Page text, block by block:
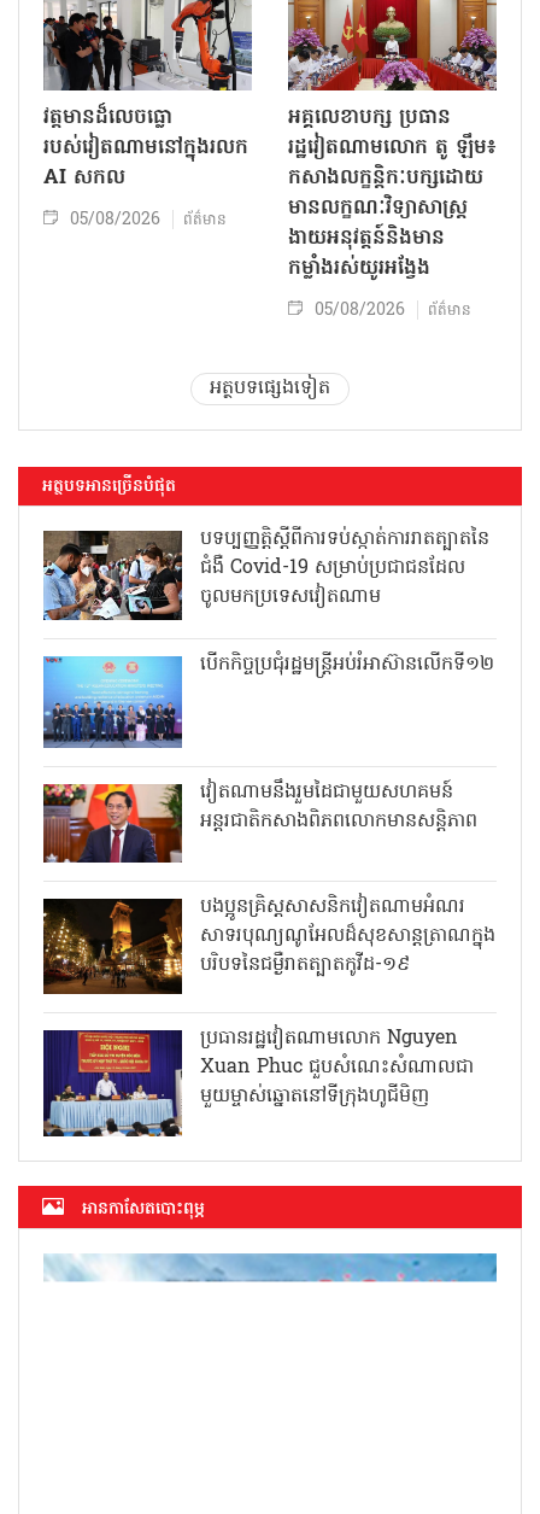
វត្តមានដ៏លេចធ្លោ
របស់វៀតណាមនៅក្នុងរលក
AI សកល
05/08/2026 ព័ត៌មាន
អគ្គលេខាបក្ស ប្រធាន
រដ្ឋវៀតណាមលោក តូ ឡឹម៖
កសាងលក្ខន្តិកៈបក្សដោយ
មានលក្ខណៈវិទ្យាសាស្ត្រ
ងាយអនុវត្តន៍និងមាន
កម្លាំងរស់យូរអង្វែង
05/08/2026 ព័ត៌មាន
អត្ថបទផ្សេងទៀត
អត្ថបទអានច្រើនបំផុត
បទប្បញ្ញត្តិស្តីពីការទប់ស្កាត់ការរាតត្បាតនៃ
ជំងឺ Covid-19 សម្រាប់ប្រជាជនដែល
ចូលមកប្រទេសវៀតណាម
បើកកិច្ចប្រជុំរដ្ឋមន្ត្រីអប់រំអាស៊ានលើកទី១២
វៀតណាមនឹងរួមដៃជាមួយសហគមន៍
អន្តរជាតិកសាងពិភពលោកមានសន្តិភាព
បងប្អូនគ្រិស្តសាសនិកវៀតណាមអំណរ
សាទរបុណ្យណូអែលដ៏សុខសាន្តត្រាណក្នុង
បរិបទនៃជម្ងឺរាតត្បាតកូវីដ-១៩
ប្រធានរដ្ឋវៀតណាមលោក Nguyen
Xuan Phuc ជួបសំណេះសំណាលជា
មួយម្ចាស់ឆ្នោតនៅទីក្រុងហូជីមិញ
អាន​កាសែត​បោះពុម្ភ